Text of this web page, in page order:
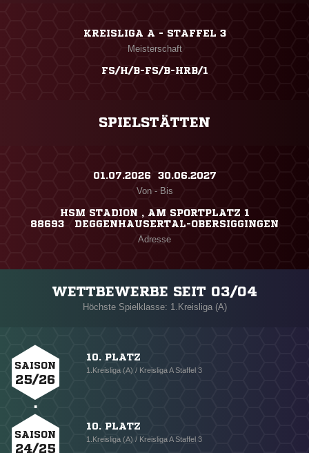
KREISLIGA A - STAFFEL 3
Meisterschaft
FS/H/B-FS/B-HRB/1
SPIELSTÄTTEN
01.07.2026 ​ 30.06.2027
Von - Bis
HSM STADION , AM SPORTPLATZ 1
88693 DEGGENHAUSERTAL-OBERSIGGINGEN
Adresse
WETTBEWERBE SEIT 03/04
Höchste Spielklasse: 1.Kreisliga (A)
SAISON
25/26
10. PLATZ
1.Kreisliga (A) / Kreisliga A Staffel 3
SAISON
24/25
10. PLATZ
1.Kreisliga (A) / Kreisliga A Staffel 3